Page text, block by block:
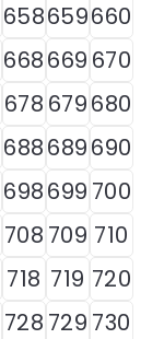
658659660
668669 670
678 679680
688689690
698699 700
708 709 710
718 719 720
728 729 730